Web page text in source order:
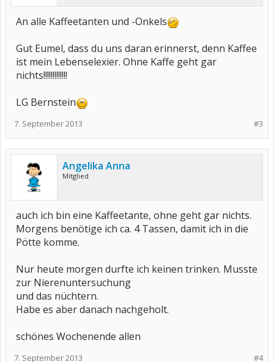
An alle Kaffeetanten und -Onkels
Gut Eumel, dass du uns daran erinnerst, denn Kaffee
ist mein Lebenselexier. Ohne Kaffe geht gar
nichts!!!!!!!!!!!!!
LG Bernstein
#3
7. September 2013
Angelika Anna
Mitglied
auch ich bin eine Kaffeetante, ohne geht gar nichts.
Morgens benötige ich ca. 4 Tassen, damit ich in die
Pötte komme.
Nur heute morgen durfte ich keinen trinken. Musste
zur Nierenuntersuchung
und das nüchtern.
Habe es aber danach nachgeholt.
schönes Wochenende allen
#4
7. September 2013